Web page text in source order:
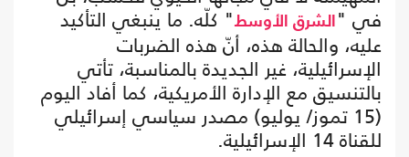
في " الشرق الأوسط" كلّه. ما ينبغي التأكيد
عليه، والحالة هذه، أنّ هذه الضربات
الإسرائيلية، غير الجديدة بالمناسبة، تأتي
بالتنسيق مع الإدارة الأمريكية، كما أفاد اليوم
(15 تموز/ يوليو) مصدر سياسي إسرائيلي
للقناة 14 الإسرائيلية.